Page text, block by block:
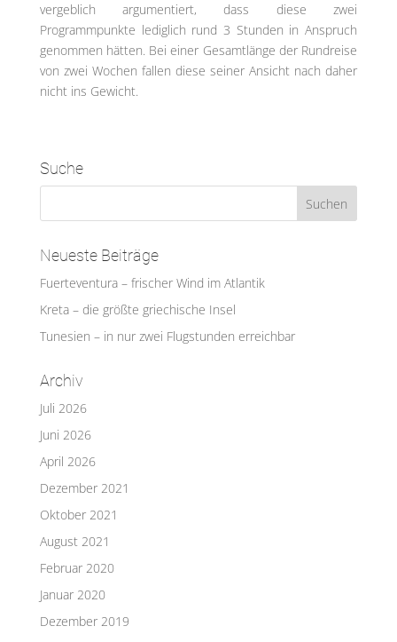
vergeblich argumentiert, dass diese zwei
Programmpunkte lediglich rund 3 Stunden in Anspruch
genommen hätten. Bei einer Gesamtlänge der Rundreise
von zwei Wochen fallen diese seiner Ansicht nach daher
nicht ins Gewicht.
Suche
Neueste Beiträge
Fuerteventura – frischer Wind im Atlantik
Kreta – die größte griechische Insel
Tunesien – in nur zwei Flugstunden erreichbar
Archiv
Juli 2026
Juni 2026
April 2026
Dezember 2021
Oktober 2021
August 2021
Februar 2020
Januar 2020
Dezember 2019